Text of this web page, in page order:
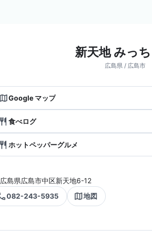
新天地 みっ
広島県 / 広島市
Google マップ
食べログ
ホットペッパーグルメ
広島県広島市中区新天地6-12
082-243-5935
地図